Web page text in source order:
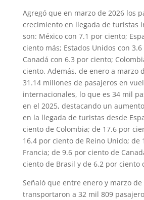
Agregó que en marzo de 2026 los
crecimiento en llegada de turistas
son: México con 7.1 por ciento;
ciento más; Estados Unidos con
Canadá con 6.3 por ciento;
ciento. Además, de enero a marzo
31.14 millones de pasajeros en
internacionales, lo que es 34 mil
en el 2025, destacando un
en la llegada de turistas desde
ciento de Colombia; de 17.6 por
16.4 por ciento de Reino Unido; de
Francia; de 9.6 por ciento de
ciento de Brasil y de 6.2 por ciento
Señaló que entre enero y marzo de
transportaron a 32 mil 809